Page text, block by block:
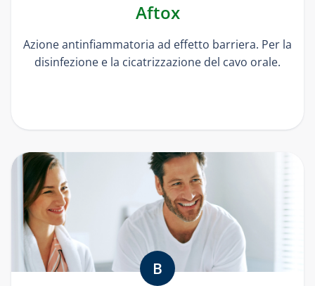
Aftox
Azione antinfiammatoria ad effetto barriera. Per la
disinfezione e la cicatrizzazione del cavo orale.
B